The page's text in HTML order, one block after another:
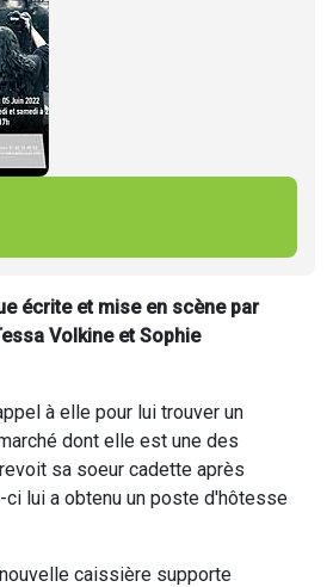
écrite et mise en scène par
Volkine et Sophie
à elle pour lui trouver un
dont elle est une des
sa soeur cadette après
ci lui a obtenu un poste d'hôtesse
caissière supporte